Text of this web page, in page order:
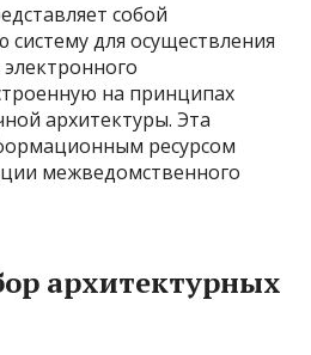
собой
для осуществления
на принципах
архитектуры. Эта
ресурсом
межведомственного
архитектурных